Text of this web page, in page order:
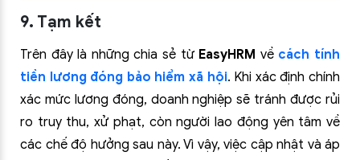
9. Tạm kết
Trên đây là những chia sẻ từ EasyHRM về cách tính
tiền lương đóng bảo hiểm xã hội. Khi xác định chính
xác mức lương đóng, doanh nghiệp sẽ tránh được rủi
ro truy thu, xử phạt, còn người lao động yên tâm về
các chế độ hưởng sau này. Vì vậy, việc cập nhật và áp